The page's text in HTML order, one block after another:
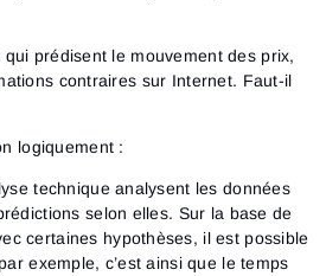
qui prédisent le mouvement des prix,
contraires sur Internet. Faut-il
logiquement :
technique analysent les données
selon elles. Sur la base de
certaines hypothèses, il est possible
exemple, c’est ainsi que le temps